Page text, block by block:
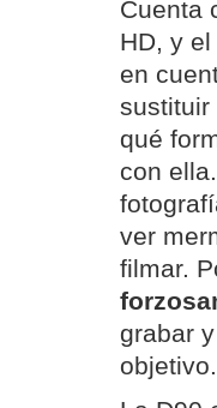
Cuenta
HD, y
en
sustituir
qué
con
ver
filmar.
grabar
objetivo.